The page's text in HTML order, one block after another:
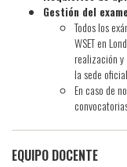
Gestión del
Todos los
WSET en
realización
la sede
En caso de
EQUIPO DOCENTE